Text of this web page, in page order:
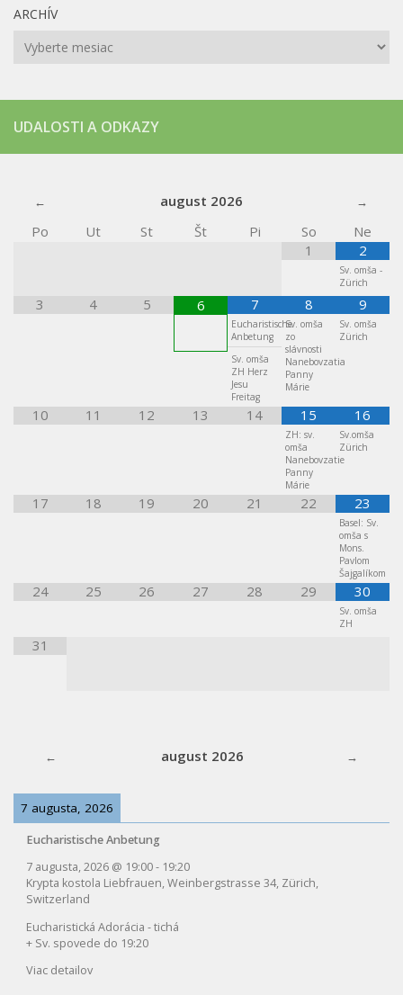
ARCHÍV
Archív
UDALOSTI A ODKAZY
august 2026
Po
Ut St Št Pi So
Ne
1
2
Sv. omša -
Zürich
3 4 5 6 7
Eucharistische
Anbetung
Sv. omša
ZH Herz
Jesu
Freitag
8
Sv. omša
zo
slávnosti
Nanebovzatia
Panny
Márie
9
Sv. omša
Zürich
10 11 12 13 14 15
ZH: sv.
omša
Nanebovzatie
Panny
Márie
16
Sv.omša
Zürich
17 18 19 20 21 22 23
Basel: Sv.
omša s
Mons.
Pavlom
Šajgalíkom
24 25 26 27 28 29 30
Sv. omša
ZH
31
august 2026
7 augusta, 2026
Eucharistische Anbetung
7 augusta, 2026 @ 19:00- 19:20
Krypta kostola Liebfrauen, Weinbergstrasse 34, Zürich,
Switzerland
Eucharistická Adorácia - tichá
+ Sv. spovede do 19:20
Viac detailov